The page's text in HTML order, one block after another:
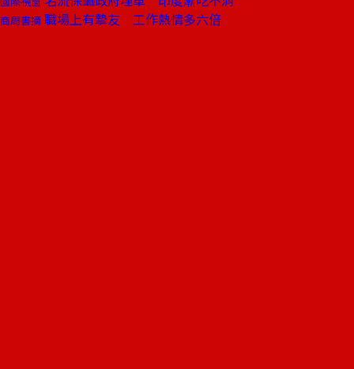
商周書摘 職場上有摯友 工作熱情多六倍